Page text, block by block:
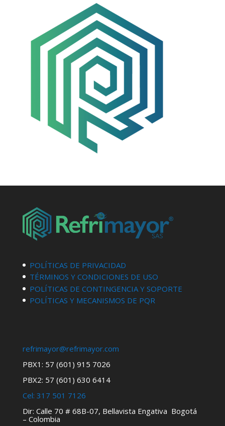
POLÍTICAS DE PRIVACIDAD
TÉRMINOS Y CONDICIONES DE USO
POLÍTICAS DE CONTINGENCIA Y SOPORTE
POLÍTICAS Y MECANISMOS DE PQR
refrimayor@refrimayor.com
PBX1: 57 (601) 915 7026
PBX2: 57 (601) 630 6414
Cel: 317 501 7126
Dir: Calle 70 # 68B-07, Bellavista Engativa Bogotá
– Colombia